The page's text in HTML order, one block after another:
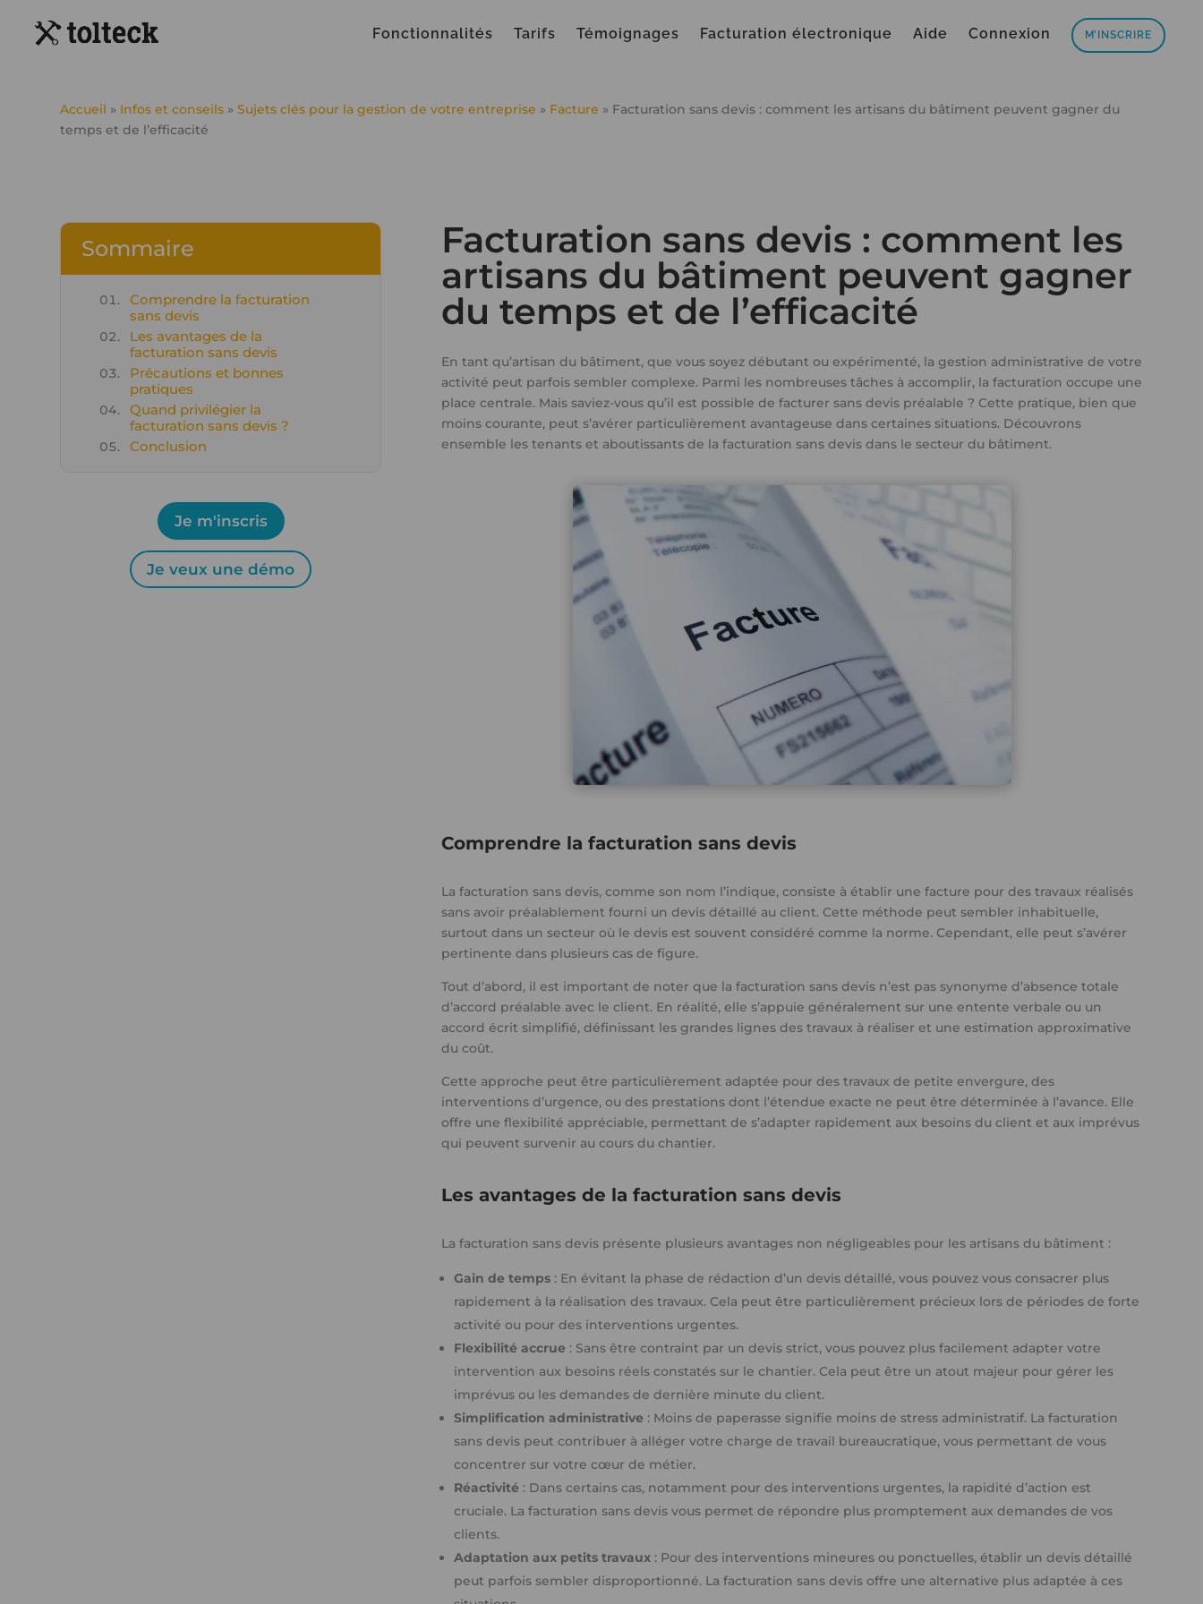
Fonctionnalités Tarifs Témoignages Facturation électronique Aide Connexion M’INSCRIRE
Accueil » Infos et conseils »Sujets clés pour la gestion de votre entreprise » Facture » Facturation sans devis : comment les artisans du bâtiment peuvent gagner du
temps et de l’efficacité
Sommaire
Comprendre la facturation
sans devis
Les avantages de la
facturation sans devis
Précautions et bonnes
pratiques
Quand privilégier la
facturation sans devis ?
Conclusion
Je m'inscris
Je veux une démo
Facturation sans devis : comment les
artisans du bâtiment peuvent gagner
du temps et de l’efficacité
En tant qu’artisan du bâtiment, que vous soyez débutant ou expérimenté, la gestion administrative de votre
activité peut parfois sembler complexe. Parmi les nombreuses tâches à accomplir, la facturation occupe une
place centrale. Mais saviez-vous qu’il est possible de facturer sans devis préalable ? Cette pratique, bien que
moins courante, peut s’avérer particulièrement avantageuse dans certaines situations. Découvrons
ensemble les tenants et aboutissants de la facturation sans devis dans le secteur du bâtiment.
Comprendre la facturation sans devis
La facturation sans devis, comme son nom l’indique, consiste à établir une facture pour des travaux réalisés
sans avoir préalablement fourni un devis détaillé au client. Cette méthode peut sembler inhabituelle,
surtout dans un secteur où le devis est souvent considéré comme la norme. Cependant, elle peut s’avérer
pertinente dans plusieurs cas de figure.
Tout d’abord, il est important de noter que la facturation sans devis n’est pas synonyme d’absence totale
d’accord préalable avec le client. En réalité, elle s’appuie généralement sur une entente verbale ou un
accord écrit simplifié, définissant les grandes lignes des travaux à réaliser et une estimation approximative
du coût.
Cette approche peut être particulièrement adaptée pour des travaux de petite envergure, des
interventions d’urgence, ou des prestations dont l’étendue exacte ne peut être déterminée à l’avance. Elle
offre une flexibilité appréciable, permettant de s’adapter rapidement aux besoins du client et aux imprévus
qui peuvent survenir au cours du chantier.
Les avantages de la facturation sans devis
La facturation sans devis présente plusieurs avantages non négligeables pour les artisans du bâtiment :
Gain de temps: En évitant la phase de rédaction d’un devis détaillé, vous pouvez vous consacrer plus
rapidement à la réalisation des travaux. Cela peut être particulièrement précieux lors de périodes de forte
activité ou pour des interventions urgentes.
Flexibilité accrue : Sans être contraint par un devis strict, vous pouvez plus facilement adapter votre
intervention aux besoins réels constatés sur le chantier. Cela peut être un atout majeur pour gérer les
imprévus ou les demandes de dernière minute du client.
Simplification administrative : Moins de paperasse signifie moins de stress administratif. La facturation
sans devis peut contribuer à alléger votre charge de travail bureaucratique, vous permettant de vous
concentrer sur votre cœur de métier.
Réactivité : Dans certains cas, notamment pour des interventions urgentes, la rapidité d’action est
cruciale. La facturation sans devis vous permet de répondre plus promptement aux demandes de vos
clients.
Adaptation aux petits travaux: Pour des interventions mineures ou ponctuelles, établir un devis détaillé
peut parfois sembler disproportionné. La facturation sans devis offre une alternative plus adaptée à ces